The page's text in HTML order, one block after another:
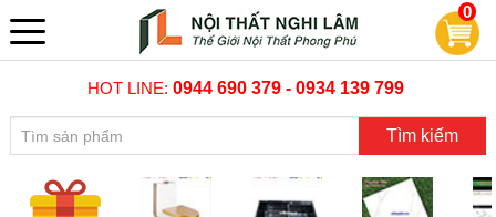
0
HOT LINE:0944 690 379 - 0934 139 799
Tìm kiếm